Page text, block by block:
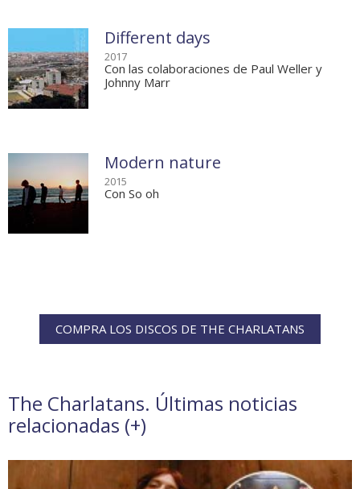
Different days
2017
Con las colaboraciones de Paul Weller y
Johnny Marr
Modern nature
2015
Con So oh
COMPRA LOS DISCOS DE THE CHARLATANS
The Charlatans. Últimas noticias
relacionadas (+)